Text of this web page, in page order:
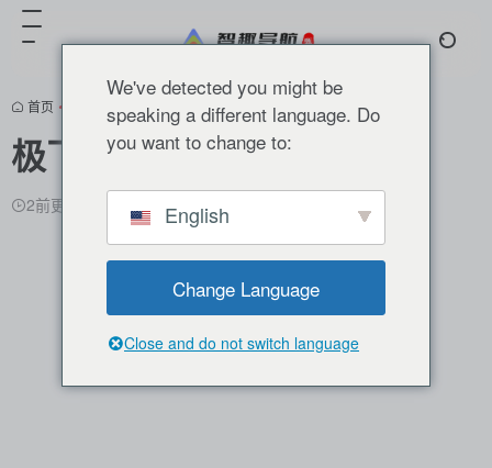
首页 • 智慧农业 正文
极飞科技
2前更新 0
We've detected you might be
speaking a different language. Do
you want to change to:
English
Change Language
Close and do not switch language